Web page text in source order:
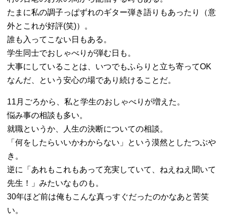
たまに私の調子っぱずれのギター弾き語りもあったり（意
外とこれが好評(笑)）。
誰も入ってこない日もある。
学生同士でおしゃべりが弾む日も。
大事にしていることは、いつでもふらりと立ち寄ってOK
なんだ、という安心の場であり続けることだ。
11月ごろから、私と学生のおしゃべりが増えた。
悩み事の相談も多い。
就職というか、人生の決断についての相談。
「何をしたらいいかわからない」という漠然としたつぶや
き。
逆に「あれもこれもあって充実していて、ねえねえ聞いて
先生！」みたいなものも。
30年ほど前は俺もこんな真っすぐだったのかなあと苦笑
い。